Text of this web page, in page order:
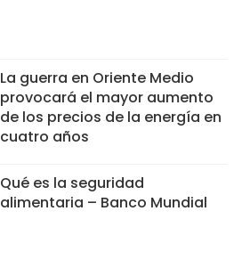
La guerra en Oriente Medio
provocará el mayor aumento
de los precios de la energía en
cuatro años
Qué es la seguridad
alimentaria – Banco Mundial